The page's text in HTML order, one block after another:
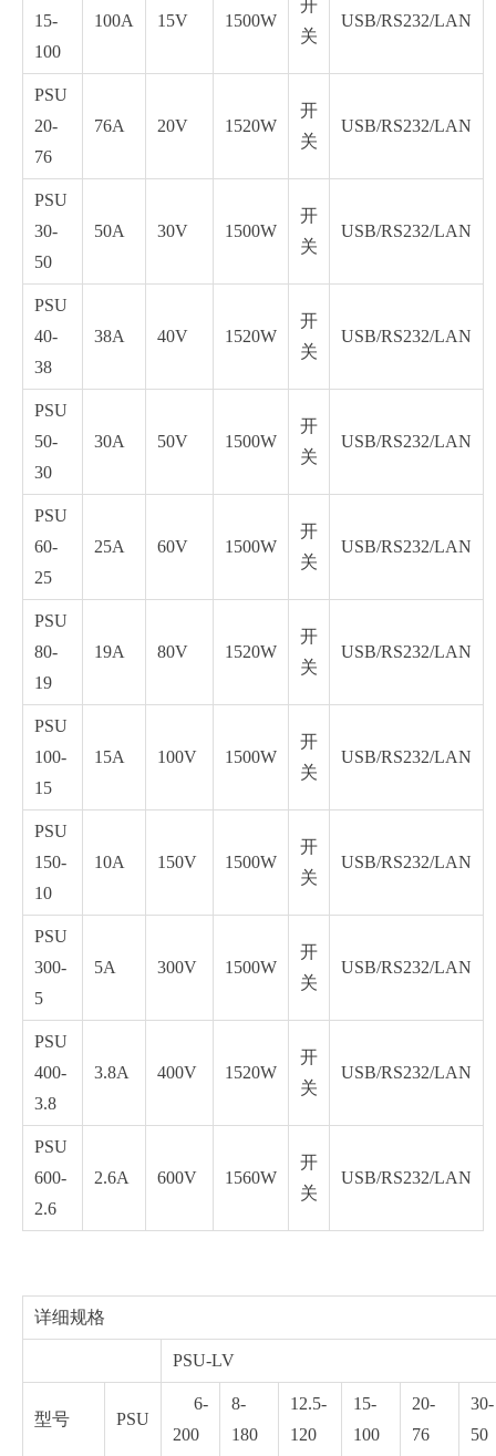
15-
100
100A 15V 1500W
开
关
USB/RS232/LAN
PSU
20-
76
76A 20V 1520W
开
关
USB/RS232/LAN
PSU
30-
50
50A 30V 1500W
开
关
USB/RS232/LAN
PSU
40-
38
38A 40V 1520W
开
关
USB/RS232/LAN
PSU
50-
30
30A 50V 1500W
开
关
USB/RS232/LAN
PSU
60-
25
25A 60V 1500W
开
关
USB/RS232/LAN
PSU
80-
19
19A 80V 1520W
开
关
USB/RS232/LAN
PSU
100-
15
15A 100V 1500W
开
关
USB/RS232/LAN
PSU
150-
10
10A 150V 1500W
开
关
USB/RS232/LAN
PSU
300-
5
5A 300V 1500W
开
关
USB/RS232/LAN
PSU
400-
3.8
3.8A 400V 1520W
开
关
USB/RS232/LAN
PSU
600-
2.6
2.6A 600V 1560W
开
关
USB/RS232/LAN
详细规格
PSU-LV
型号 PSU
6-
200
8-
180
12.5-
120
15-
100
20-
76
30-
50